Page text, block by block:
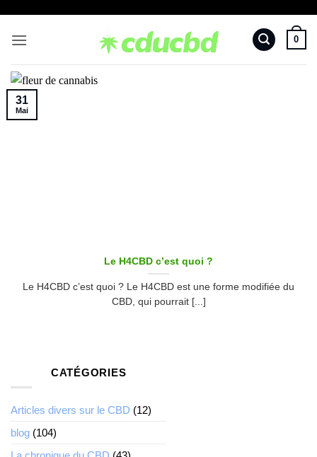
contenu
0
Le H4CBD c’est quoi ?
Le H4CBD c’est quoi ? Le H4CBD est une forme modifiée du
CBD, qui pourrait [...]
31
Mai
CATÉGORIES
Articles divers sur le CBD (12)
blog (104)